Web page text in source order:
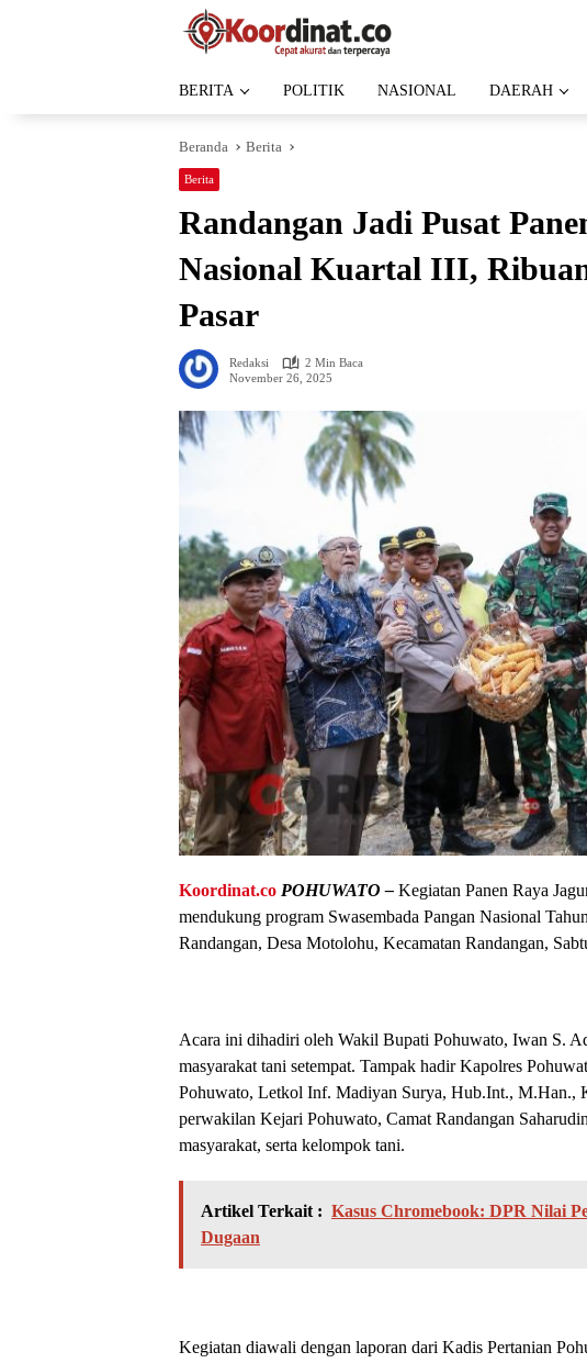
BERITA POLITIK NASIONAL DAERAH
Beranda Berita
Berita
Randangan Jadi Pusat
Nasional Kuartal III,
Pasar
Redaksi
2 Min Baca
November 26, 2025
Koordinat.co POHUWATO – Kegiatan Panen Raya
mendukung program Swasembada Pangan Nasional
Randangan, Desa Motolohu, Kecamatan Randangan,
Acara ini dihadiri oleh Wakil Bupati Pohuwato, Iwan S.
masyarakat tani setempat. Tampak hadir Kapolres
Pohuwato, Letkol Inf. Madiyan Surya, Hub.Int., M.Han.,
perwakilan Kejari Pohuwato, Camat Randangan
masyarakat, serta kelompok tani.
Artikel Terkait : Kasus Chromebook: DPR Nilai
Dugaan
Kegiatan diawali dengan laporan dari Kadis Pertanian